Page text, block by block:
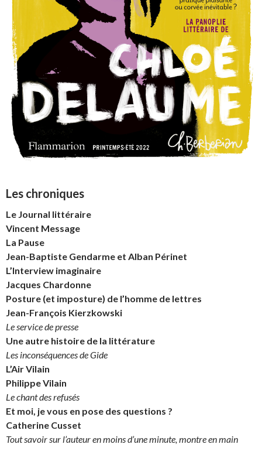
Les chroniques
Le Journal littéraire
Vincent Message
La Pause
Jean-Baptiste Gendarme et Alban Périnet
L’Interview imaginaire
Jacques Chardonne
Posture (et imposture) de l’homme de lettres
Jean-François Kierzkowski
Le service de presse
Une autre histoire de la littérature
Les inconséquences de Gide
L’Air Vilain
Philippe Vilain
Le chant des refusés
Et moi, je vous en pose des questions ?
Catherine Cusset
Tout savoir sur l’auteur en moins d’une minute, montre en main